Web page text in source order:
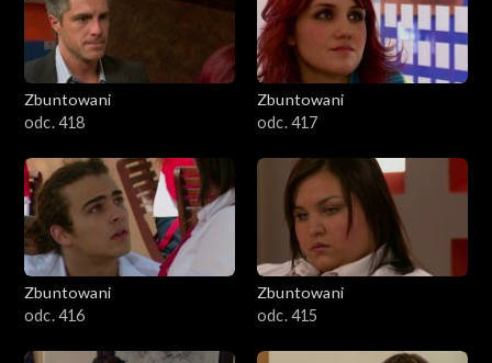
Zbuntowani
odc. 418
Zbuntowani
odc. 417
Zbuntowani
odc. 416
Zbuntowani
odc. 415